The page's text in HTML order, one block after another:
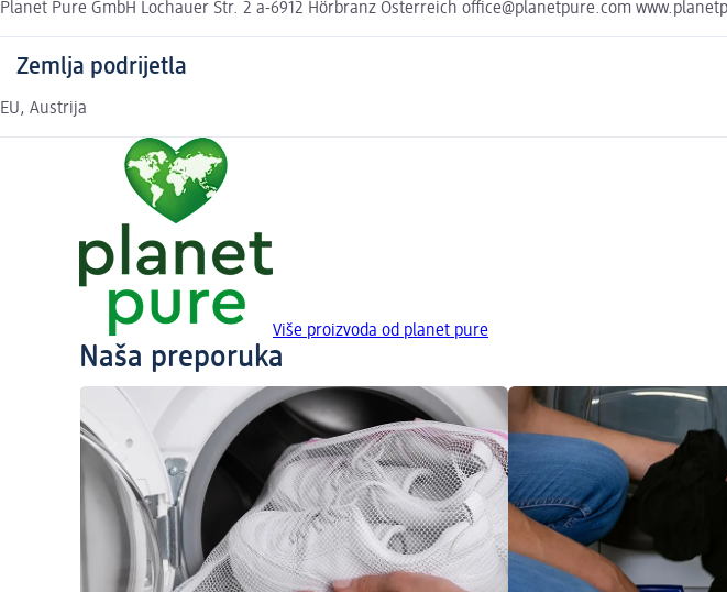
Planet Pure GmbH Lochauer Str. 2 a-6912 Hörbranz Österreich office@planetpure.com
Zemlja podrijetla
EU, Austrija
Više proizvoda od planet pure
Naša preporuka